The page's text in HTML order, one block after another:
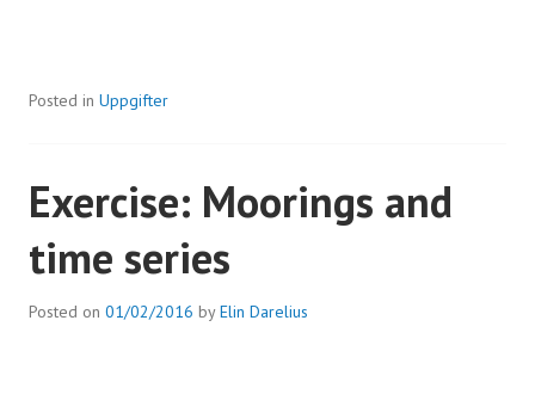
Posted in Uppgifter
Exercise: Moorings and
time series
Posted on 01/02/2016 byElin Darelius